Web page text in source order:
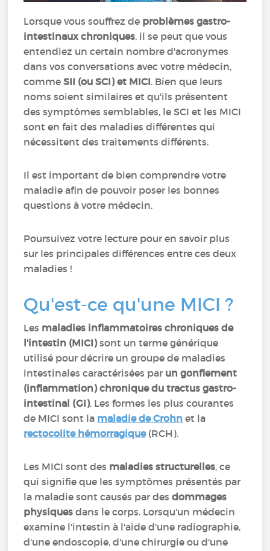
Lorsque vous souffrez de problèmes gastro-
intestinaux chroniques, il se peut que vous
entendiez un certain nombre d'acronymes
dans vos conversations avec votre médecin,
commeSII (ou SCI) et MICI. Bien que leurs
noms soient similaires et qu'ils présentent
des symptômes semblables, le SCI et les MICI
sont en fait des maladies différentes qui
nécessitent des traitements différents.
Il est important de bien comprendre votre
maladie afin de pouvoir poser les bonnes
questions à votre médecin.
Poursuivez votre lecture pour en savoir plus
sur les principales différences entre ces deux
maladies !
Qu'est-ce qu'une MICI ?
Les maladies inflammatoires chroniques de
l'intestin (MICI)sont un terme générique
utilisé pour décrire un groupe de maladies
intestinales caractérisées par un gonflement
(inflammation) chronique du tractus gastro-
intestinal (GI). Les formes les plus courantes
de MICI sont la maladie de Crohn et la
rectocolite hémorragique(RCH).
Les MICI sont des maladies structurelles, ce
qui signifie que les symptômes présentés par
la maladie sont causés par desdommages
physiques dans le corps. Lorsqu'un médecin
examine l'intestin à l'aide d'une radiographie,
d'une endoscopie, d'une chirurgie ou d'une